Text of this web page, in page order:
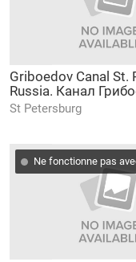
Griboedov Canal St.
Russia. Канал
Санкт-Петербург
St Petersburg
Ne fonctionne pas